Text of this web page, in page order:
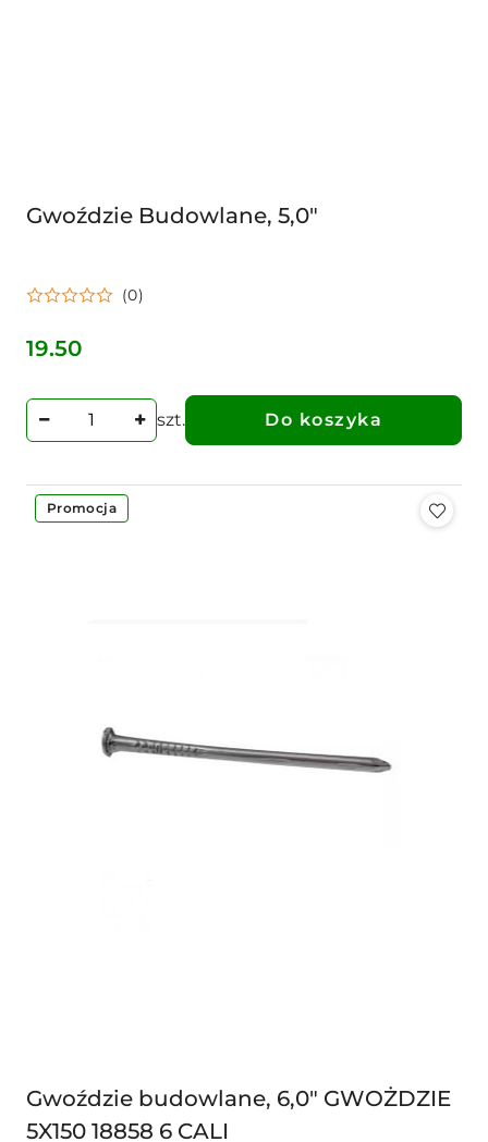
Gwoździe Budowlane, 5,0"
(0)
Cena:
19.50
szt. Do koszyka
Promocja
Gwoździe budowlane, 6,0" GWOŻDZIE
5X150 18858 6 CALI